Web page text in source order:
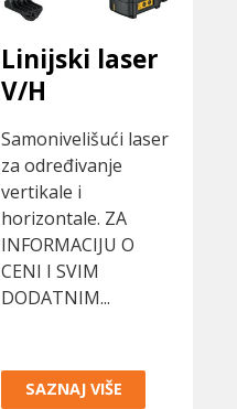
Linijski laser
V/H
Samonivelišući laser
za određivanje
vertikale i
horizontale. ZA
INFORMACIJU O
CENI I SVIM
DODATNIM...
SAZNAJ VIŠE